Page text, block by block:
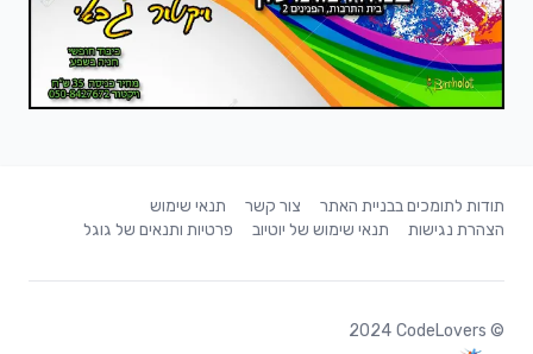
תודות לתומכים בבניית האתר צור קשר
תנאי שימוש
הצהרת נגישות
תנאי שימוש של יוטיוב פרטיות ותנאים של גוגל
©
2024 CodeLovers